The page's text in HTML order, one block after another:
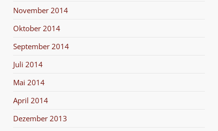
November 2014
Oktober 2014
September 2014
Juli 2014
Mai 2014
April 2014
Dezember 2013